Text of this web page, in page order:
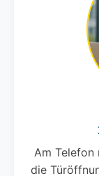
Am Telefon
die